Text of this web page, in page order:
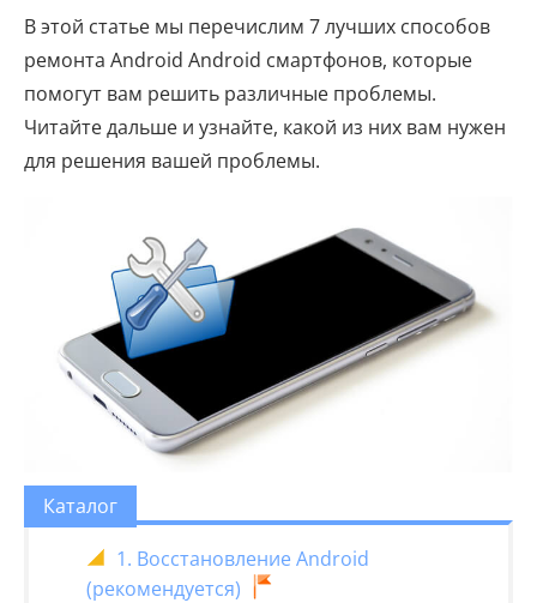
В этой статье мы перечислим 7 лучших способов
ремонта Android Android смартфонов, которые
помогут вам решить различные проблемы.
Читайте дальше и узнайте, какой из них вам нужен
для решения вашей проблемы.
Каталог
1. Восстановление Android
(рекомендуется)